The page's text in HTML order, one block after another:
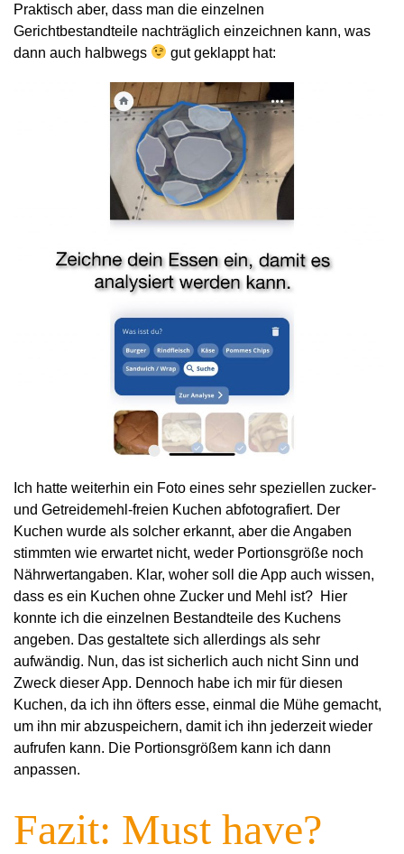
Praktisch aber, dass man die einzelnen
Gerichtbestandteile nachträglich einzeichnen kann, was
dann auch halbwegs
gut geklappt hat:
Ich hatte weiterhin ein Foto eines sehr speziellen zucker-
und Getreidemehl-freien Kuchen abfotografiert. Der
Kuchen wurde als solcher erkannt, aber die Angaben
stimmten wie erwartet nicht, weder Portionsgröße noch
Nährwertangaben. Klar, woher soll die App auch wissen,
dass es ein Kuchen ohne Zucker und Mehl ist? Hier
konnte ich die einzelnen Bestandteile des Kuchens
angeben. Das gestaltete sich allerdings als sehr
aufwändig. Nun, das ist sicherlich auch nicht Sinn und
Zweck dieser App. Dennoch habe ich mir für diesen
Kuchen, da ich ihn öfters esse, einmal die Mühe gemacht,
um ihn mir abzuspeichern, damit ich ihn jederzeit wieder
aufrufen kann. Die Portionsgrößem kann ich dann
anpassen.
Fazit: Must have?